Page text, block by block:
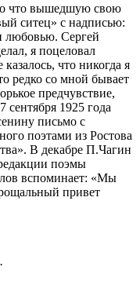
что вышедшую свою
ситец» с надписью:
любовью. Сергей
я поцеловал
что никогда я
редко со мной бывает
предчувствие,
сентября 1925 года
письмо с
поэтами из Ростова
В декабре П.Чагин
поэмы
вспоминает: «Мы
привет